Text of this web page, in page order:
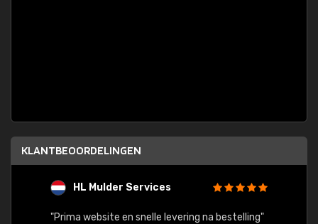
KLANTBEOORDELINGEN
HL Mulder Services
"Prima website en snelle levering na bestelling"